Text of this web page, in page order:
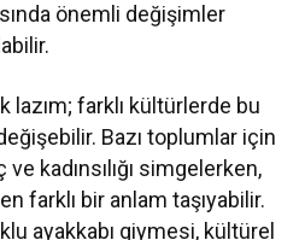
önemli değişimler
lazım; farklı kültürlerde bu
Bazı toplumlar için
kadınsılığı simgelerken,
farklı bir anlam taşıyabilir.
ayakkabı giymesi, kültürel